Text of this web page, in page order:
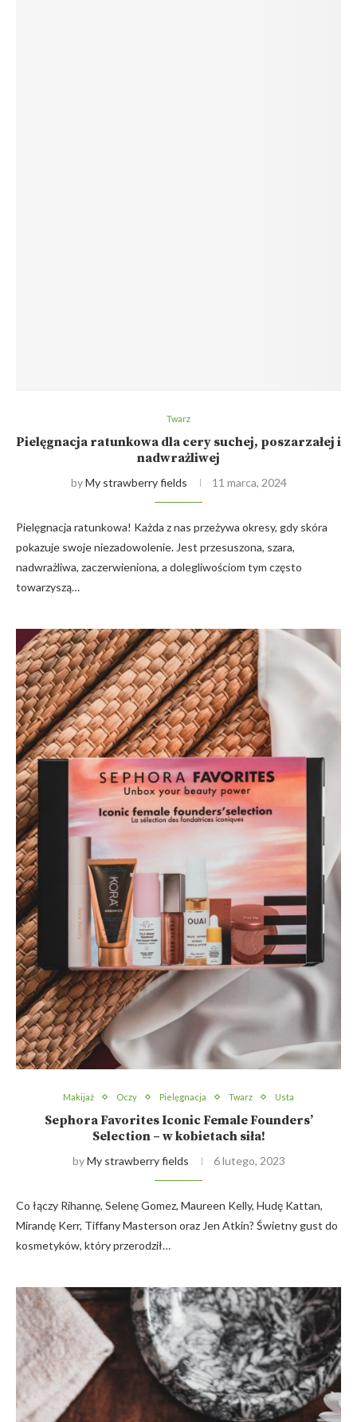
Twarz
Pielęgnacja ratunkowa dla cery suchej, poszarzałej i
nadwrażliwej
byMy strawberry fields 11 marca, 2024
Pielęgnacja ratunkowa! Każda z nas przeżywa okresy, gdy skóra
pokazuje swoje niezadowolenie. Jest przesuszona, szara,
nadwrażliwa, zaczerwieniona, a dolegliwościom tym często
towarzyszą…
Makijaż Oczy Pielęgnacja Twarz Usta
Sephora Favorites Iconic Female Founders’
Selection – w kobietach siła!
byMy strawberry fields 6 lutego, 2023
Co łączy Rihannę, Selenę Gomez, Maureen Kelly, Hudę Kattan,
Mirandę Kerr, Tiffany Masterson oraz Jen Atkin? Świetny gust do
kosmetyków, który przerodził…